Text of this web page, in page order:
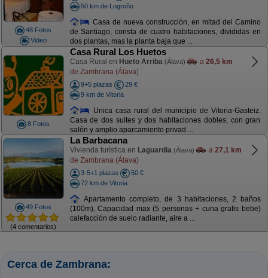
48 Fotos
Video
50 km de Logroño
Casa de nueva construcción, en mitad del Camino
de Santiago, consta de cuatro habitaciones, divididas en
dos plantas, mas la planta baja que ...
8 Fotos
Casa Rural Los Huetos
Casa Rural en Hueto Arriba (Álava) a 26,5 km
de Zambrana (Álava)
9+5 plazas
29 €
9 km de Vitoria
Unica casa rural del municipio de Vitoria-Gasteiz.
Casa de dos suites y dos habitaciones dobles, con gran
salón y amplio aparcamiento privad ...
49 Fotos
(4 comentarios)
La Barbacana
Vivienda turística en Laguardia (Álava) a 27,1 km
de Zambrana (Álava)
3-5+1 plazas
50 €
72 km de Vitoria
Apartamento completo, de 3 habitaciones, 2 baños
(100m), Capacidad max (5 personas + cuna gratis bebe)
calefacción de suelo radiante, aire a ...
Cerca de Zambrana: